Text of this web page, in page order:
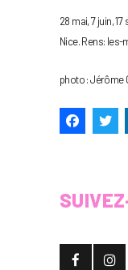
28 mai, 7 juin,
Nice. Rens:
photo : Jérôme